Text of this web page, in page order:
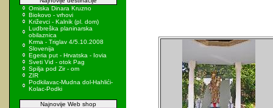
Omiska Dinara Kruzno
Biokovo - vrhovi
Križevci - Kalnik (pl. dom)
Ludbreška planinarska
obilaznica
Krma - Triglav 4/5.10.2008
Slovenija
Egeria put - Hrvatska - Iovia
Sveti Vid - otok Pag
Spilja pod Zir - om
ZIR
Podkilavac-Mudna dol-Hahlići-
Kolac-Podki
Najnovije Web shop